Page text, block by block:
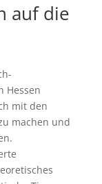
auf die
Hessen
mit den
machen und